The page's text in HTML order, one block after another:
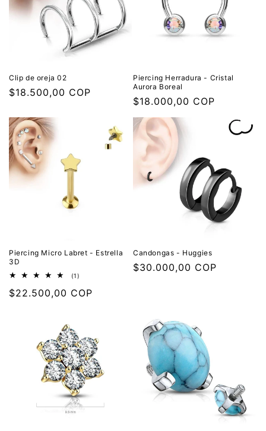
Clip de oreja 02
Precio
$18.500,00 COP
Piercing Herradura - Cristal
Aurora Boreal
Precio
habitual
$18.000,00 COP
Piercing Micro Labret - Estrella
3D
(1)
totales
Precio
$22.500,00 COP
Candongas - Huggies
Precio
$30.000,00 COP